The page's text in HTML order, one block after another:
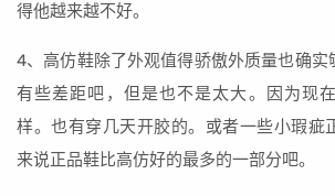
得他越来越不好。
4、高仿鞋除了外观值得骄傲外质量也确实
有些差距吧，但是也不是太大。因为现
样。也有穿几天开胶的。或者一些小瑕疵
来说正品鞋比高仿好的最多的一部分吧。